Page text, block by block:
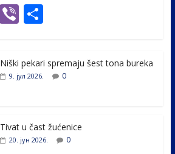
e
Vi
er
S
e
Niški pekari spremaju šest tona bureka
9. јул 2026. 0
Tivat u čast žućenice
20. јун 2026. 0